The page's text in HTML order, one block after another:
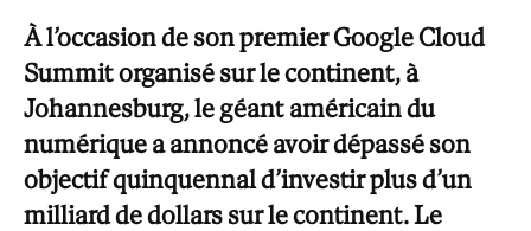
À l’occasion de son premier Google Cloud
Summit organisé sur le continent, à
Johannesburg, le géant américain du
numérique a annoncé avoir dépassé son
objectif quinquennal d’investir plus d’un
milliard de dollars sur le continent. Le